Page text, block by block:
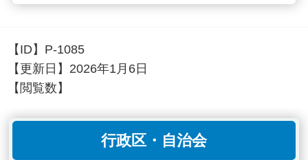
【ID】 P-1085
【更新日】 2026年1月6日
【閲覧数】
行政区・自治会